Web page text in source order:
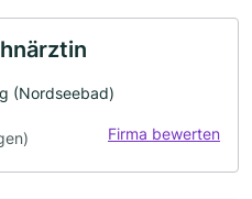
(Nordseebad)
Firma bewerten